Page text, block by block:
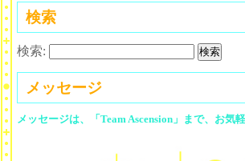
検索
検索:
メッセージ
メッセージは、「Team Ascension」まで、お気